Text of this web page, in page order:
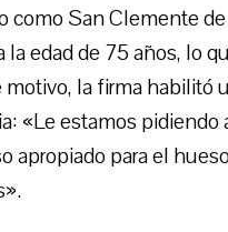
como San Clemente
la edad de 75 años, lo
motivo, la firma habilitó
«Le estamos
apropiado para el